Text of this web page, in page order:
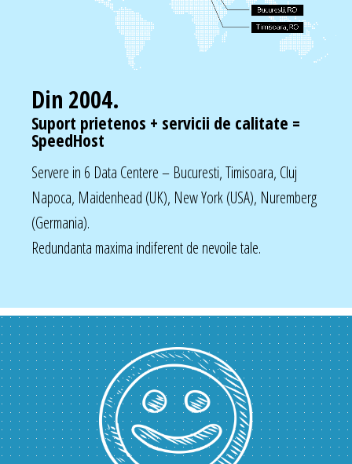
Din 2004.
Suport prietenos + servicii de calitate =
SpeedHost
Servere in 6 Data Centere – Bucuresti, Timisoara, Cluj
Napoca, Maidenhead (UK), New York (USA), Nuremberg
(Germania).
Redundanta maxima indiferent de nevoile tale.